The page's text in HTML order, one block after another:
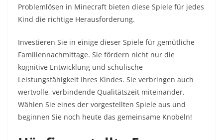
Problemlösen in Minecraft bieten diese Spiele für jedes
Kind die richtige Herausforderung.
Investieren Sie in einige dieser Spiele für gemütliche
Familiennachmittage. Sie fördern nicht nur die
kognitive Entwicklung und schulische
Leistungsfähigkeit Ihres Kindes. Sie verbringen auch
wertvolle, verbindende Qualitätszeit miteinander.
Wählen Sie eines der vorgestellten Spiele aus und
beginnen Sie noch heute das gemeinsame Knobeln!